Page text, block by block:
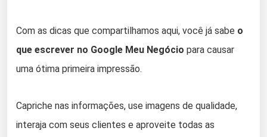
Com as dicas que compartilhamos aqui, você já sabe o
que escrever no Google Meu Negócio para causar
uma ótima primeira impressão.
Capriche nas informações, use imagens de qualidade,
interaja com seus clientes e aproveite todas as